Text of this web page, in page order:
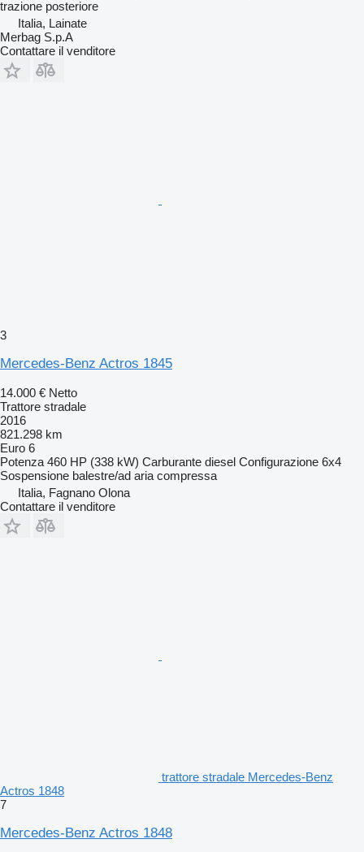
trazione posteriore
Italia, Lainate
Merbag S.p.A
Contattare il venditore
3
Mercedes-Benz Actros 1845
14.000 € Netto
Trattore stradale
2016
821.298 km
Euro 6
Potenza 460 HP (338 kW) Carburante diesel Configurazione 6x4
Sospensione balestre/ad aria compressa
Italia, Fagnano Olona
Contattare il venditore
trattore stradale Mercedes-Benz
Actros 1848
7
Mercedes-Benz Actros 1848